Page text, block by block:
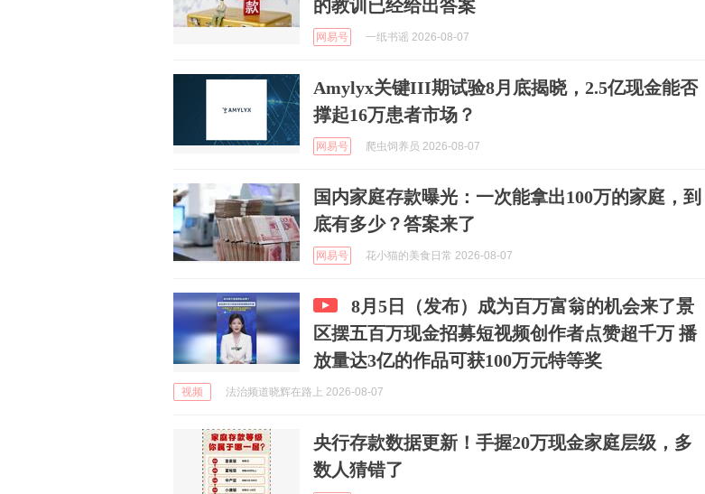
的教训已经给出答案
网易号 一纸书谣 2026-08-07
Amylyx关键III期试验8月底揭晓，2.5亿现金能否
撑起16万患者市场？
网易号 爬虫饲养员 2026-08-07
国内家庭存款曝光：一次能拿出100万的家庭，到
底有多少？答案来了
网易号 花小猫的美食日常 2026-08-07
8月5日（发布）成为百万富翁的机会来了景
区摆五百万现金招募短视频创作者点赞超千万 播
放量达3亿的作品可获100万元特等奖
视频 法治频道晓辉在路上 2026-08-07
央行存款数据更新！手握20万现金家庭层级，多
数人猜错了